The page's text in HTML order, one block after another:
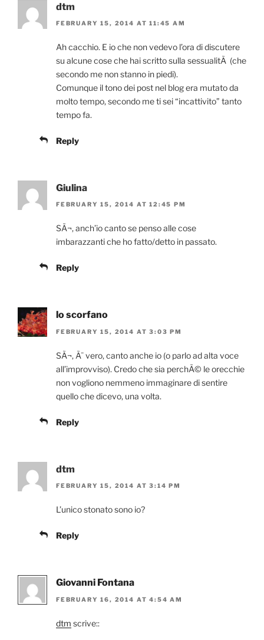
dtm
FEBRUARY 15, 2014 AT 11:45 AM
Ah cacchio. E io che non vedevo l’ora di discutere
su alcune cose che hai scritto sulla sessualitÃ (che
secondo me non stanno in piedi).
Comunque il tono dei post nel blog era mutato da
molto tempo, secondo me ti sei “incattivito” tanto
tempo fa.
Reply
Giulina
FEBRUARY 15, 2014 AT 12:45 PM
SÃ¬, anch’io canto se penso alle cose
imbarazzanti che ho fatto/detto in passato.
Reply
lo scorfano
FEBRUARY 15, 2014 AT 3:03 PM
SÃ¬, Ã¨ vero, canto anche io (o parlo ad alta voce
all’improvviso). Credo che sia perchÃ© le orecchie
non vogliono nemmeno immaginare di sentire
quello che dicevo, una volta.
Reply
dtm
FEBRUARY 15, 2014 AT 3:14 PM
L’unico stonato sono io?
Reply
Giovanni Fontana
FEBRUARY 16, 2014 AT 4:54 AM
dtm scrive::